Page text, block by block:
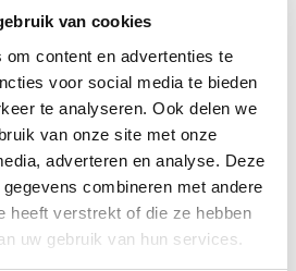
van cookies
om content en advertenties te
voor social media te bieden
te analyseren. Ook delen we
van onze site met onze
adverteren en analyse. Deze
combineren met andere
heeft verstrekt of die ze hebben
uw gebruik van hun services.
volgende de rechter zelfs
met de stelling dat de
niet heeft gebeten en de
zijn gehaald.
camerabeelden van